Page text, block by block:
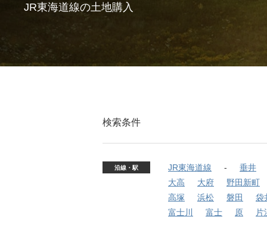
JR東海道線の土地購入
検索条件
沿線・駅 JR東海道線
垂井
大高
大府
野田新町
高塚
浜松 磐田
袋
富士川
富士 原 片